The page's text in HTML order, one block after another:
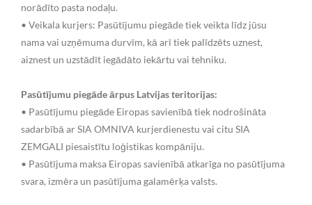
norādīto pasta nodaļu.
• Veikala kurjers: Pasūtījumu piegāde tiek veikta līdz jūsu
nama vai uzņēmuma durvīm, kā arī tiek palīdzēts uznest,
aiznest un uzstādīt iegādāto iekārtu vai tehniku.
Pasūtījumu piegāde ārpus Latvijas teritorijas:
• Pasūtījumu piegāde Eiropas savienībā tiek nodrošināta
sadarbībā ar SIA OMNIVA kurjerdienestu vai citu SIA
ZEMGALI piesaistītu loģistikas kompāniju.
• Pasūtījuma maksa Eiropas savienībā atkarīga no pasūtījuma
svara, izmēra un pasūtījuma galamērķa valsts.